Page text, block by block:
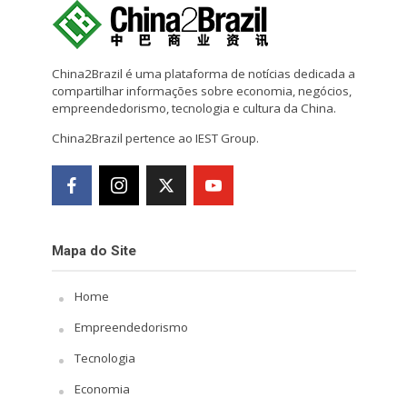
China2Brazil é uma plataforma de notícias dedicada a
compartilhar informações sobre economia, negócios,
empreendedorismo, tecnologia e cultura da China.
China2Brazil pertence ao IEST Group.
Mapa do Site
Home
Empreendedorismo
Tecnologia
Economia